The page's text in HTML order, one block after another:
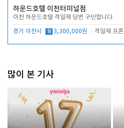
하운드호텔 이천터미널점
이천 하운드호텔 격일제 당번 구인합니다.
경기 이천시 월 3,300,000원
많이 본 기사